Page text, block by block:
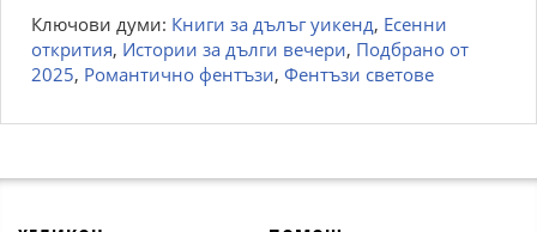
Ключови думи: Книги за дълъг уикенд, Есенни
открития, Истории за дълги вечери, Подбрано от
2025, Романтично фентъзи, Фентъзи светове